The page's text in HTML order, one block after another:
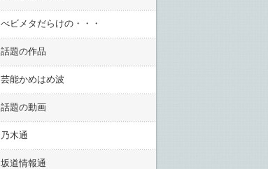
べビメタだらけの・・・
話題の作品
芸能かめはめ波
話題の動画
乃木通
坂道情報通